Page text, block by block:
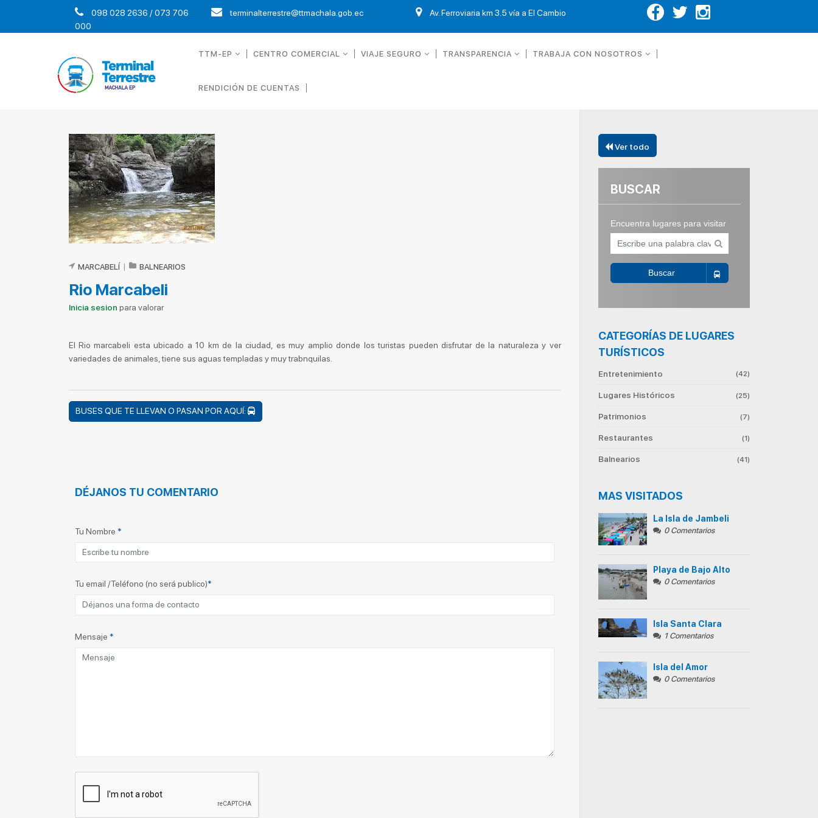
098 028 2636 / 073 706
000
terminalterrestre@ttmachala.gob.ec Av. Ferroviaria km 3.5 vía a El Cambio
TTM-EP CENTRO COMERCIAL VIAJE SEGURO TRANSPARENCIA TRABAJA CON NOSOTROS
RENDICIÓN DE CUENTAS
Ver todo
BUSCAR
Encuentra lugares para visitar
Buscar
CATEGORÍAS DE LUGARES
TURÍSTICOS
Entretenimiento (42)
Lugares Históricos (25)
Patrimonios (7)
Restaurantes (1)
Balnearios (41)
MAS VISITADOS
La Isla de Jambeli
0 Comentarios
Playa de Bajo Alto
0 Comentarios
Isla Santa Clara
1 Comentarios
Isla del Amor
0 Comentarios
MARCABELÍ BALNEARIOS
Rio Marcabeli
Inicia sesion para valorar
El Rio marcabeli esta ubicado a 10 km de la ciudad, es muy amplio donde los turistas pueden disfrutar de la naturaleza y ver
variedades de animales, tiene sus aguas templadas y muy trabnquilas.
BUSES QUE TE LLEVAN O PASAN POR AQUÍ:
DÉJANOS TU COMENTARIO
Tu Nombre *
Tu email /Teléfono (no será publico)*
Mensaje *